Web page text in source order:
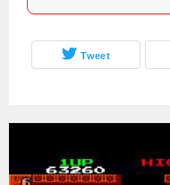
Tweet